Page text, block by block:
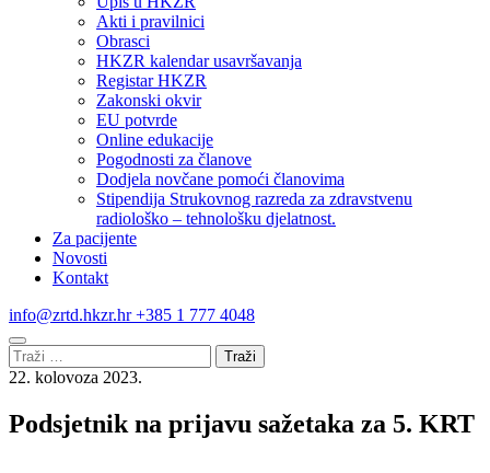
Akti i pravilnici
Obrasci
HKZR kalendar usavršavanja
Registar HKZR
Zakonski okvir
EU potvrde
Online edukacije
Pogodnosti za članove
Dodjela novčane pomoći članovima
Stipendija Strukovnog razreda za zdravstvenu
radiološko – tehnološku djelatnost.
Za pacijente
Novosti
Kontakt
info@zrtd.hkzr.hr+385 1 777 4048
Traži:
22. kolovoza 2023.
Podsjetnik na prijavu sažetaka za 5. KRT